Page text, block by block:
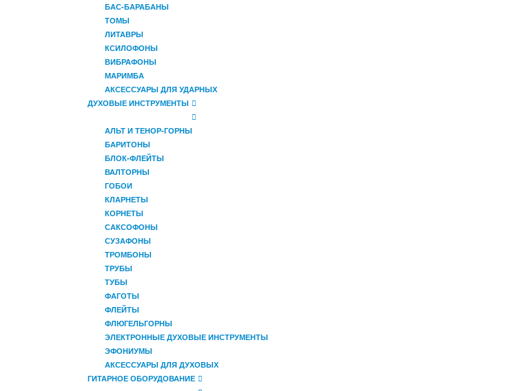
БАС-БАРАБАНЫ
ТОМЫ
ЛИТАВРЫ
КСИЛОФОНЫ
ВИБРАФОНЫ
МАРИМБА
АКСЕССУАРЫ ДЛЯ УДАРНЫХ
ДУХОВЫЕ ИНСТРУМЕНТЫ
АЛЬТ И ТЕНОР-ГОРНЫ
БАРИТОНЫ
БЛОК-ФЛЕЙТЫ
ВАЛТОРНЫ
ГОБОИ
КЛАРНЕТЫ
КОРНЕТЫ
САКСОФОНЫ
СУЗАФОНЫ
ТРОМБОНЫ
ТРУБЫ
ТУБЫ
ФАГОТЫ
ФЛЕЙТЫ
ФЛЮГЕЛЬГОРНЫ
ЭЛЕКТРОННЫЕ ДУХОВЫЕ ИНСТРУМЕНТЫ
ЭФОНИУМЫ
АКСЕССУАРЫ ДЛЯ ДУХОВЫХ
ГИТАРНОЕ ОБОРУДОВАНИЕ